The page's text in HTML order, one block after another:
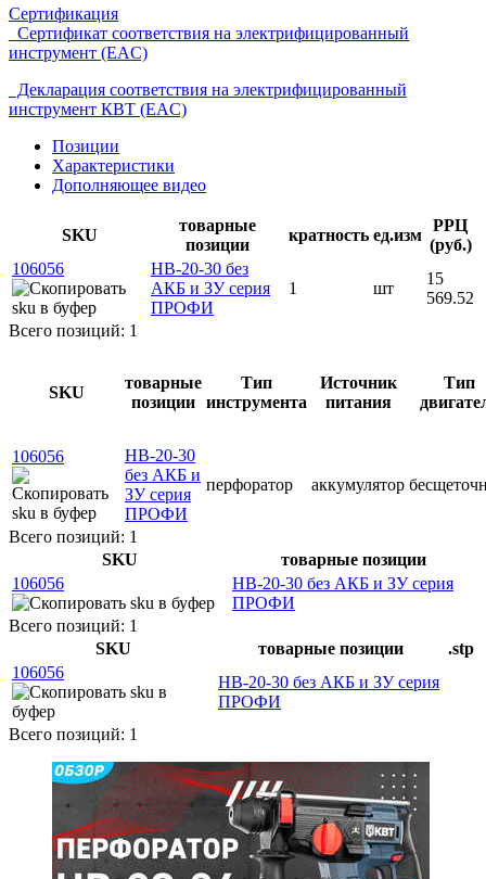
Сертификация
Сертификат соответствия на электрифицированный
инструмент (EAC)
Декларация соответствия на электрифицированный
инструмент КВТ (EAC)
Позиции
Характеристики
Дополняющее видео
SKU
товарные
позиции
кратность ед.изм
РРЦ
(руб.)
106056
HB-20-30 без
АКБ и ЗУ серия
ПРОФИ
1 шт
15
569.52
Всего позиций: 1
SKU
товарные
позиции
Тип
инструмента
Источник
питания
Тип
106056
HB-20-30
без АКБ и
ЗУ серия
ПРОФИ
перфоратор аккумулятор
Всего позиций: 1
SKU
товарные позиции
106056
HB-20-30 без АКБ и ЗУ серия
ПРОФИ
Всего позиций: 1
SKU
товарные позиции
.stp
106056
HB-20-30 без АКБ и ЗУ серия
ПРОФИ
Всего позиций: 1